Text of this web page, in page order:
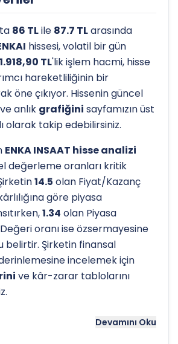
86 TLile 87.7 TLarasında
hissesi, volatil bir gün
TL'lik işlem hacmi, hisse
hareketliliğinin bir
öne çıkıyor. Hissenin güncel
anlık grafiğini sayfamızın üst
olarak takip edebilirsiniz.
ENKA INSAAT hisse analizi
değerleme oranları kritik
14.5 olan Fiyat/Kazanç
göre piyasa
1.34 olan Piyasa
oranı ise özsermayesine
belirtir. Şirketin finansal
derinlemesine incelemek için
ve kâr-zarar tablolarını
trendini ve potansiyelDevamını Oku